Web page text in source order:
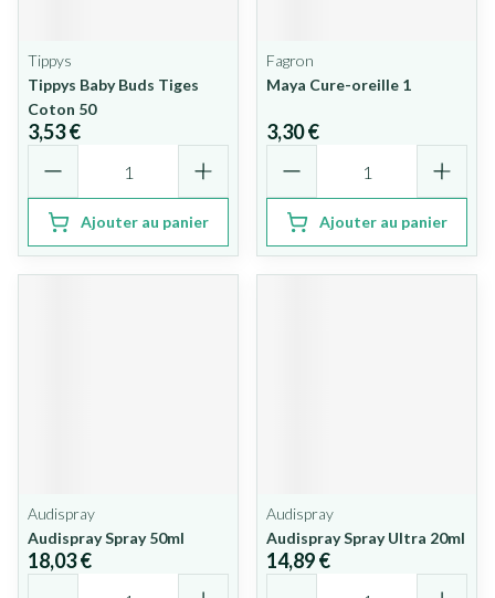
Tippys
Tippys Baby Buds Tiges
Coton 50
3,53 €
Ajouter au panier
Fagron
Maya Cure-oreille 1
3,30 €
Ajouter au panier
Audispray
Audispray Spray 50ml
18,03 €
Audispray
Audispray Spray Ultra 20ml
14,89 €